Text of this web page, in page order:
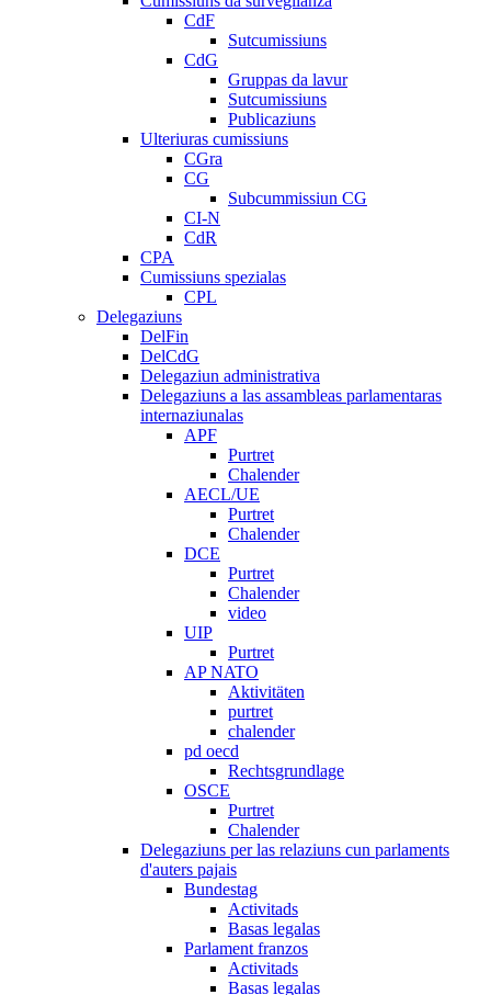
CdF
Sutcumissiuns
CdG
Gruppas da lavur
Sutcumissiuns
Publicaziuns
Ulteriuras cumissiuns
CGra
CG
Subcummissiun CG
CI-N
CdR
CPA
Cumissiuns spezialas
CPL
Delegaziuns
DelFin
DelCdG
Delegaziun administrativa
Delegaziuns a las assambleas parlamentaras
internaziunalas
APF
Purtret
Chalender
AECL/UE
Purtret
Chalender
DCE
Purtret
Chalender
video
UIP
Purtret
AP NATO
Aktivitäten
purtret
chalender
pd oecd
Rechtsgrundlage
OSCE
Purtret
Chalender
Delegaziuns per las relaziuns cun parlaments
d'auters pajais
Bundestag
Activitads
Basas legalas
Parlament franzos
Activitads
Basas legalas